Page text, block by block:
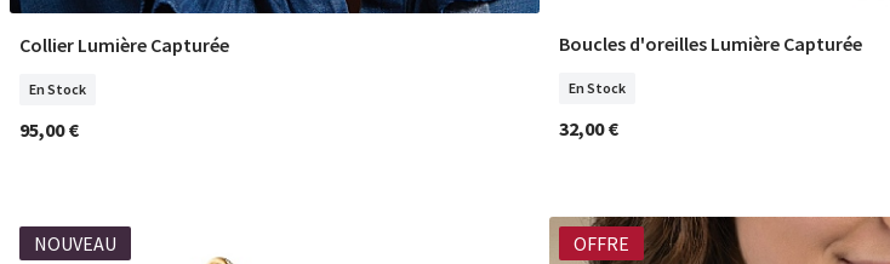
COMMANDER
Collier Lumière Capturée
En Stock
95,00 €
COMMANDER
Boucles d'oreilles Lumière Capturée
En Stock
32,00 €
NOUVEAU OFFRE